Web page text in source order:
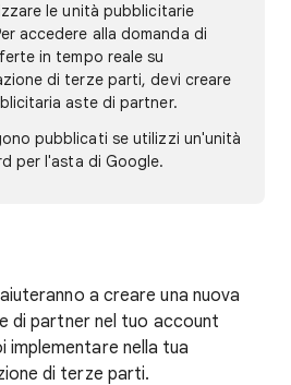
le unità pubblicitarie
accedere alla domanda di
in tempo reale su
di terze parti, devi creare
aste di partner.
pubblicati se utilizzi un'unità
per l'asta di Google.
a creare una nuova
di partner nel tuo account
implementare nella tua
di terze parti.